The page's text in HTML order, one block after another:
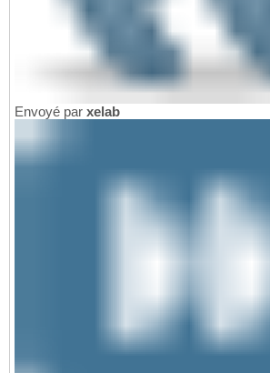
Envoyé par xelab